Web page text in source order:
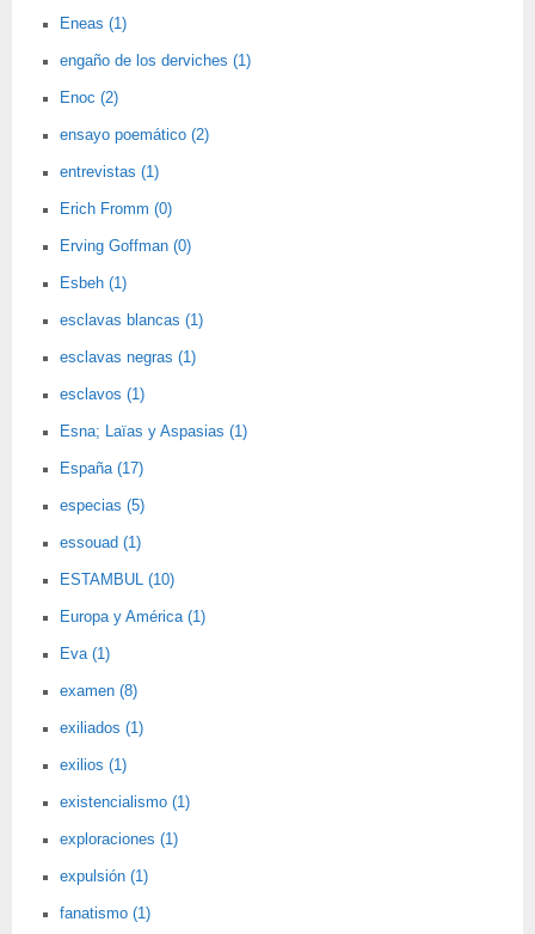
Eneas (1)
engaño de los derviches (1)
Enoc (2)
ensayo poemático (2)
entrevistas (1)
Erich Fromm (0)
Erving Goffman (0)
Esbeh (1)
esclavas blancas (1)
esclavas negras (1)
esclavos (1)
Esna; Laïas y Aspasias (1)
España (17)
especias (5)
essouad (1)
ESTAMBUL (10)
Europa y América (1)
Eva (1)
examen (8)
exiliados (1)
exilios (1)
existencialismo (1)
exploraciones (1)
expulsión (1)
fanatismo (1)